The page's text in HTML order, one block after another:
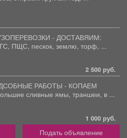
- ДОСТАВЯИМ:
ПЩС, пескок, землю, торф, ...
2 500 руб.
РАБОТЫ - КОПАЕМ
сливные ямы, траншеи, в ...
1 000 руб.
Подать объявление